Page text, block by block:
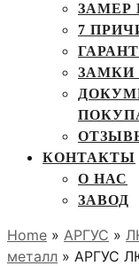
ЗАМЕР
7
ЗАМКИ
КОНТАКТЫ
О НАС
ЗАВОД
Home » АРГУС »
металл » АРГУС